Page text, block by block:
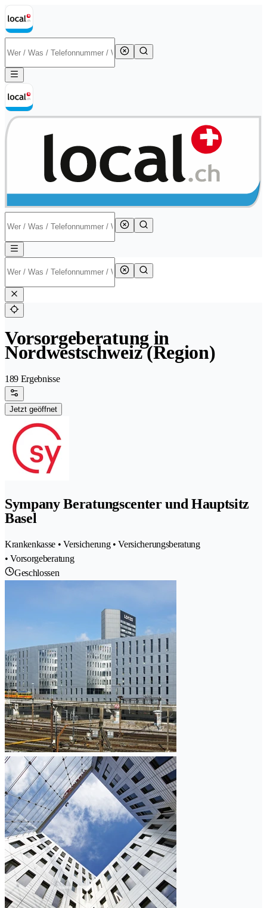
Vorsorgeberatung in
Nordwestschweiz (Region)
189 Ergebnisse
Jetzt geöffnet
Sympany Beratungscenter und Hauptsitz
Basel
Krankenkasse • Versicherung • Versicherungsberatung
• Vorsorgeberatung
Geschlossen